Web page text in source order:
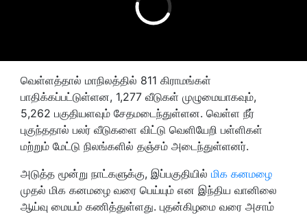
வெள்ளத்தால் மாநிலத்தில் 811 கிராமங்கள்
பாதிக்கப்பட்டுள்ளன, 1,277 வீடுகள் முழுமையாகவும்,
5,262 பகுதியளவும் சேதமடைந்துள்ளன. வெள்ள நீர்
புகுந்ததால் பலர் வீடுகளை விட்டு வெளியேறி பள்ளிகள்
மற்றும் மேட்டு நிலங்களில் தஞ்சம் அடைந்துள்ளனர்.
அடுத்த மூன்று நாட்களுக்கு, இப்பகுதியில் மிக கனமழை
முதல் மிக கனமழை வரை பெய்யும் என இந்திய வானிலை
ஆய்வு மையம் கணித்துள்ளது. புதன்கிழமை வரை அசாம்